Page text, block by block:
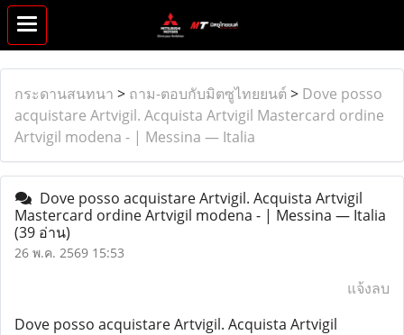
กระดานสนทนา > ถาม-ตอบกับมิตซูไทยยนต์ > Dove posso
acquistare Artvigil. Acquista Artvigil Mastercard ordine
Artvigil modena - | Messina — Italia
Dove posso acquistare Artvigil. Acquista Artvigil
Mastercard ordine Artvigil modena - | Messina — Italia
(39 อ่าน)
26 พ.ค. 2569 15:53
แจ้งลบ
Dove posso acquistare Artvigil. Acquista Artvigil